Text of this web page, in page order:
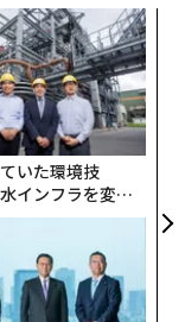
気がつくことが
は「妄想」や
苦労」にすぎな
いってもいいで
とがいえるん
とが現実にある
れませんね。
いた環境技
インフラを変え
総研×月島JFE
ューションの10年